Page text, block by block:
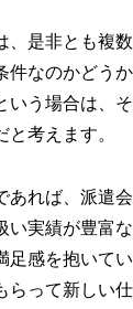
、是非とも複
なのかどう
いう場合は、
考えます。
れば、派遣
実績が豊富
足感を抱いて
って新しい